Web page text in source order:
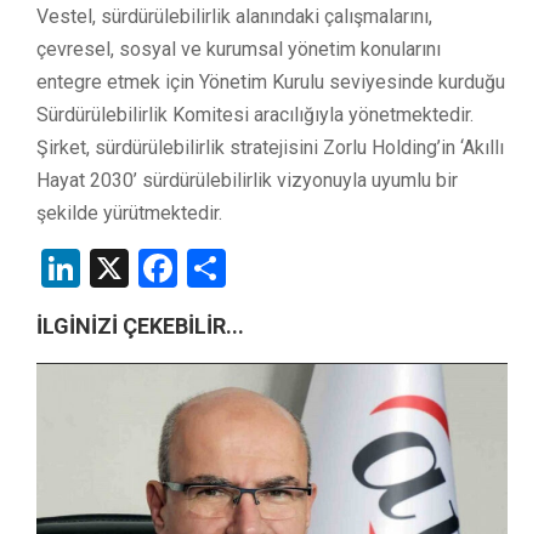
Vestel, sürdürülebilirlik alanındaki çalışmalarını,
çevresel, sosyal ve kurumsal yönetim konularını
entegre etmek için Yönetim Kurulu seviyesinde kurduğu
Sürdürülebilirlik Komitesi aracılığıyla yönetmektedir.
Şirket, sürdürülebilirlik stratejisini Zorlu Holding’in ‘Akıllı
Hayat 2030’ sürdürülebilirlik vizyonuyla uyumlu bir
şekilde yürütmektedir.
LinkedIn
X Facebook
İLGİNİZİ ÇEKEBİLİR...